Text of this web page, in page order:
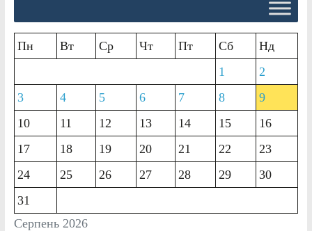
Серпень 2026
Пн Вт Ср Чт Пт Сб
Нд
1
2
3
4 5 6 7 8
9
10
11 12 13 14 15
16
17
18 19 20 21 22
23
24
25 26 27 28 29
30
31